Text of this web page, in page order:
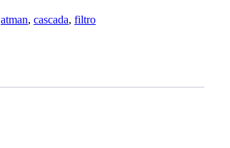
atman, cascada, filtro